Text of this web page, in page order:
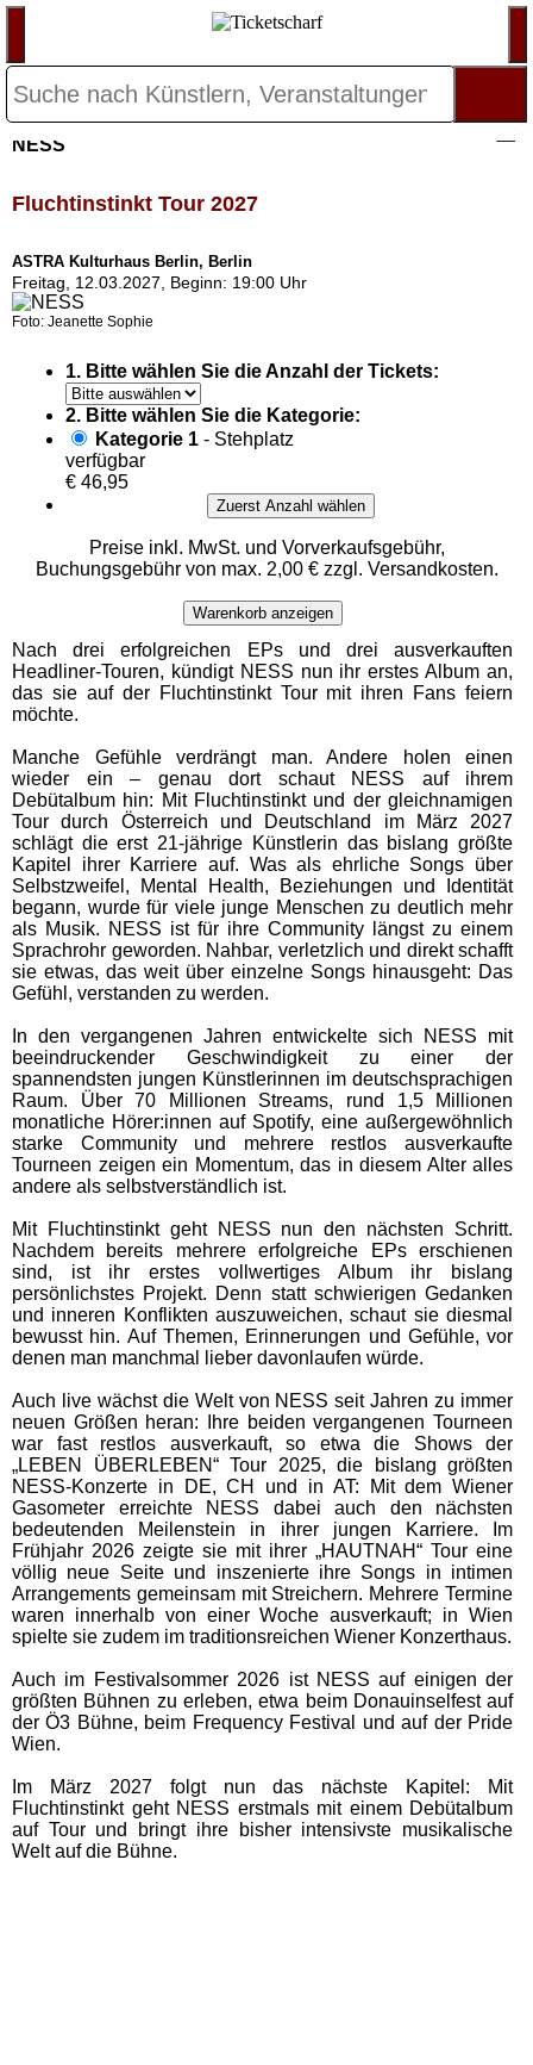
NESS
Fluchtinstinkt Tour 2027
ASTRA Kulturhaus Berlin, Berlin
Freitag, 12.03.2027, Beginn: 19:00 Uhr
Foto: Jeanette Sophie
1. Bitte wählen Sie die Anzahl der Tickets:
2. Bitte wählen Sie die Kategorie:
Kategorie 1 - Stehplatz
verfügbar
€ 46,95
Zuerst Anzahl wählen
Preise inkl. MwSt. und Vorverkaufsgebühr,
Buchungsgebühr von max. 2,00 € zzgl. Versandkosten.
Warenkorb anzeigen
Nach drei erfolgreichen EPs und drei ausverkauften
Headliner-Touren, kündigt NESS nun ihr erstes Album an,
das sie auf der Fluchtinstinkt Tour mit ihren Fans feiern
möchte.
Manche Gefühle verdrängt man. Andere holen einen
wieder ein – genau dort schaut NESS auf ihrem
Debütalbum hin: Mit Fluchtinstinkt und der gleichnamigen
Tour durch Österreich und Deutschland im März 2027
schlägt die erst 21-jährige Künstlerin das bislang größte
Kapitel ihrer Karriere auf. Was als ehrliche Songs über
Selbstzweifel, Mental Health, Beziehungen und Identität
begann, wurde für viele junge Menschen zu deutlich mehr
als Musik. NESS ist für ihre Community längst zu einem
Sprachrohr geworden. Nahbar, verletzlich und direkt schafft
sie etwas, das weit über einzelne Songs hinausgeht: Das
Gefühl, verstanden zu werden.
In den vergangenen Jahren entwickelte sich NESS mit
beeindruckender Geschwindigkeit zu einer der
spannendsten jungen Künstlerinnen im deutschsprachigen
Raum. Über 70 Millionen Streams, rund 1,5 Millionen
monatliche Hörer:innen auf Spotify, eine außergewöhnlich
starke Community und mehrere restlos ausverkaufte
Tourneen zeigen ein Momentum, das in diesem Alter alles
andere als selbstverständlich ist.
Mit Fluchtinstinkt geht NESS nun den nächsten Schritt.
Nachdem bereits mehrere erfolgreiche EPs erschienen
sind, ist ihr erstes vollwertiges Album ihr bislang
persönlichstes Projekt. Denn statt schwierigen Gedanken
und inneren Konflikten auszuweichen, schaut sie diesmal
bewusst hin. Auf Themen, Erinnerungen und Gefühle, vor
denen man manchmal lieber davonlaufen würde.
Auch live wächst die Welt von NESS seit Jahren zu immer
neuen Größen heran: Ihre beiden vergangenen Tourneen
war fast restlos ausverkauft, so etwa die Shows der
„LEBEN ÜBERLEBEN“ Tour 2025, die bislang größten
NESS-Konzerte in DE, CH und in AT: Mit dem Wiener
Gasometer erreichte NESS dabei auch den nächsten
bedeutenden Meilenstein in ihrer jungen Karriere. Im
Frühjahr 2026 zeigte sie mit ihrer „HAUTNAH“ Tour eine
völlig neue Seite und inszenierte ihre Songs in intimen
Arrangements gemeinsam mit Streichern. Mehrere Termine
waren innerhalb von einer Woche ausverkauft; in Wien
spielte sie zudem im traditionsreichen Wiener Konzerthaus.
Auch im Festivalsommer 2026 ist NESS auf einigen der
größten Bühnen zu erleben, etwa beim Donauinselfest auf
der Ö3 Bühne, beim Frequency Festival und auf der Pride
Wien.
Im März 2027 folgt nun das nächste Kapitel: Mit
Fluchtinstinkt geht NESS erstmals mit einem Debütalbum
auf Tour und bringt ihre bisher intensivste musikalische
Welt auf die Bühne.